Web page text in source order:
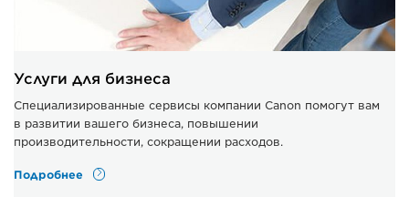
Услуги для бизнеса
Специализированные сервисы компании Canon помогут вам
в развитии вашего бизнеса, повышении
производительности, сокращении расходов.
Подробнее